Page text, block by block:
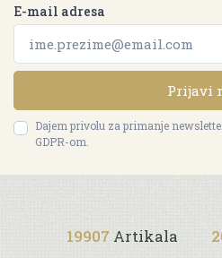
E-mail adresa
Prijavi
Dajem privolu za primanje
GDPR-om.
19907 Artikala